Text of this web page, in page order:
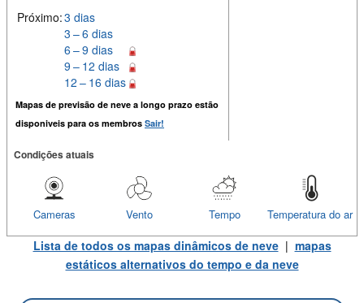
Próximo:3 dias
3 – 6 dias
6 – 9 dias
9 – 12 dias
12 – 16 dias
Mapas de previsão de neve a longo prazo estão
disponiveis para os membros Sair!
Condições atuais
Temperatura do ar
Tempo
Vento
Cameras
Lista de todos os mapas dinâmicos de neve| mapas
estáticos alternativos do tempo e da neve